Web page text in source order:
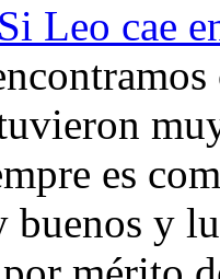
Leo cae
es
buenos y